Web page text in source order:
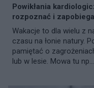
Powikłania
rozpoznać i
Wakacje to dla wielu z
czasu na łonie natury.
pamiętać o
lub w lesie. Mowa tu